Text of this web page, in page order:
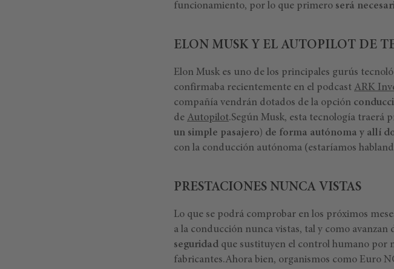
funcionamiento, por lo que primero será
ELON MUSK Y EL AUTOPILOT DE
Elon Musk es uno de los principales gurús
confirmaba recientemente en el podcast ARK
compañía vendrán dotados de la opción
de Autopilot.Según Musk, esta tecnología traerá
un simple pasajero) de forma autónoma y allí
con la conducción autónoma (estaríamos
PRESTACIONES NUNCA VISTAS
Lo que se podrá comprobar en los próximos
a la conducción nunca vistas, tal y como avanzan
seguridad que sustituyen el control humano por
fabricantes.Ahora bien, organismos como Euro